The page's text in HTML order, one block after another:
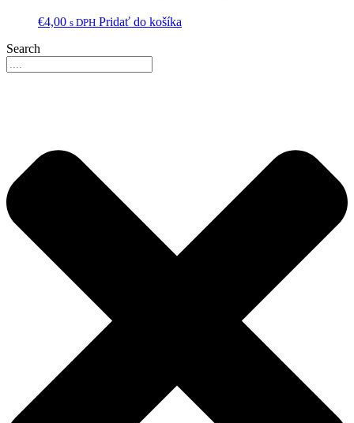
€4,00 s DPH Pridať do košíka
Search